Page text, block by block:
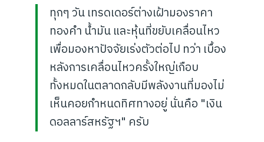
ทุกๆ วัน เทรดเดอร์ต่างเฝ้ามองราคา
ทองคำ น้ำมัน และหุ้นที่ขยับเคลื่อนไหว
เพื่อมองหาปัจจัยเร่งตัวต่อไป ทว่า เบื้อง
หลังการเคลื่อนไหวครั้งใหญ่เกือบ
ทั้งหมดในตลาดกลับมีพลังงานที่มองไม่
เห็นคอยกำหนดทิศทางอยู่ นั่นคือ "เงิน
ดอลลาร์สหรัฐฯ" ครับ